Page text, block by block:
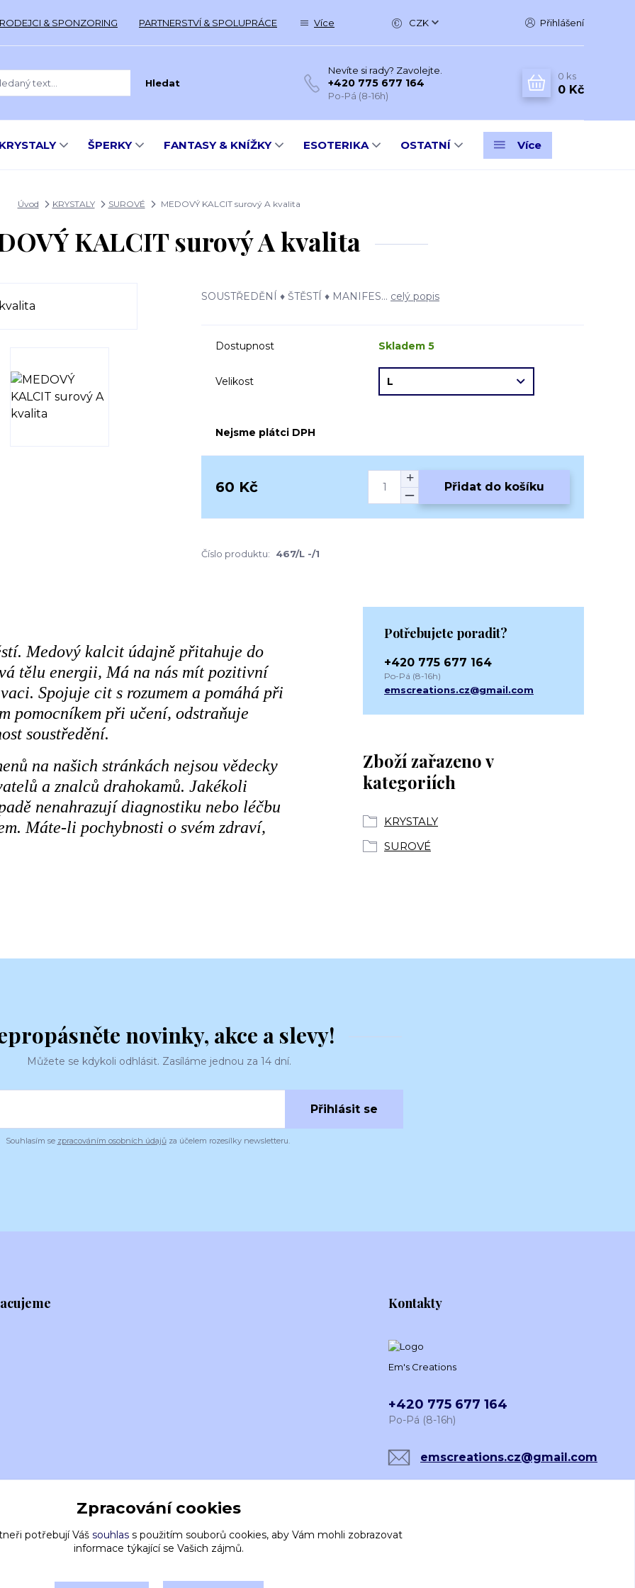
& SPONZORING PARTNERSTVÍ & SPOLUPRÁCE Více CZK Přihlášení
Hledat
Nevíte si rady? Zavolejte.
+420 775 677 164
Po-Pá (8-16h)
0 ks
0 Kč
ŠPERKY FANTASY & KNÍŽKY ESOTERIKA OSTATNÍ Více
Úvod KRYSTALY SUROVÉ MEDOVÝ KALCIT surový A kvalita
KALCIT surový A kvalita
SOUSTŘEDĚNÍ ♦ ŠTĚSTÍ ♦ MANIFES... celý popis
Dostupnost Skladem 5
Velikost
Nejsme plátci DPH
60 Kč Přidat do košíku
Číslo produktu: 467/L -/1
Medový kalcit údajně přitahuje do
tělu energii, Má na nás mít pozitivní
Spojuje cit s rozumem a pomáhá při
pomocníkem při učení, odstraňuje
soustředění.
na našich stránkách nejsou vědecky
a znalců drahokamů. Jakékoli
nenahrazují diagnostiku nebo léčbu
Máte-li pochybnosti o svém zdraví,
Zboží zařazeno v
kategoriích
KRYSTALY
SUROVÉ
Potřebujete poradit?
+420 775 677 164
Po-Pá (8-16h)
emscreations.cz@gmail.com
novinky, akce a slevy!
Můžete se kdykoli odhlásit. Zasíláme jednou za 14 dní.
Přihlásit se
Souhlasím se zpracováním osobních údajůza účelem rozesílky newsletteru.
Kontakty
Em's Creations
+420 775 677 164
Po-Pá (8-16h)
emscreations.cz@gmail.com
Zpracování cookies
potřebují Váš souhlass použitím souborů cookies, aby Vám mohli zobrazovat
informace týkající se Vašich zájmů.